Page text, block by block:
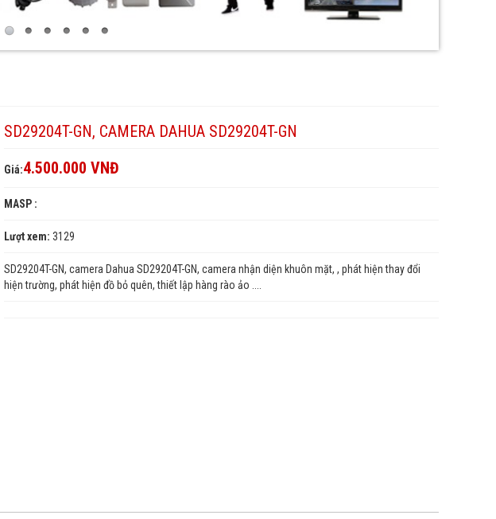
SD29204T-GN, CAMERA DAHUA SD29204T-GN
Giá:4.500.000 VNĐ
MASP :
Lượt xem: 3129
SD29204T-GN, camera Dahua SD29204T-GN, camera nhận diện khuôn mặt, , phát hiện thay đổi
hiện trường, phát hiện đồ bỏ quên, thiết lập hàng rào ảo ....